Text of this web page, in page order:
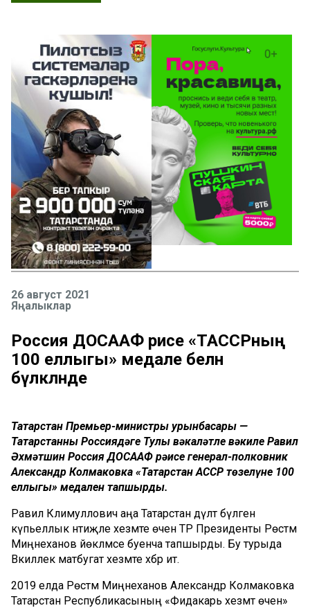
26 август 2021
Яңалыклар
Россия ДОСААФ рәисе «ТАССРның
100 еллыгы» медале белән
бүләкләнде
Татарстан Премьер-министры урынбасары —
Татарстанның Россиядәге Тулы вәкаләтле вәкиле Равил
Әхмәтшин Россия ДОСААФ рәисе генерал-полковник
Александр Колмаковка «Татарстан АССР төзелүнең 100
еллыгы» медален тапшырды.
Равил Кәлимуллович аңа Татарстан дәүләт бүләген
күпьеллык нәтиҗәле хезмәте өчен ТР Президенты Рөстәм
Миңнеханов йөкләмәсе буенча тапшырды. Бу турыда
Вәкиллек матбугат хезмәте хәбәр итә.
2019 елда Рөстәм Миңнеханов Александр Колмаковка
Татарстан Республикасының «Фидакарь хезмәт өчен»